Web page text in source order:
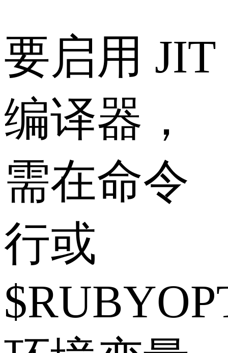
要启用 JIT
编译器，
需在命令
行或